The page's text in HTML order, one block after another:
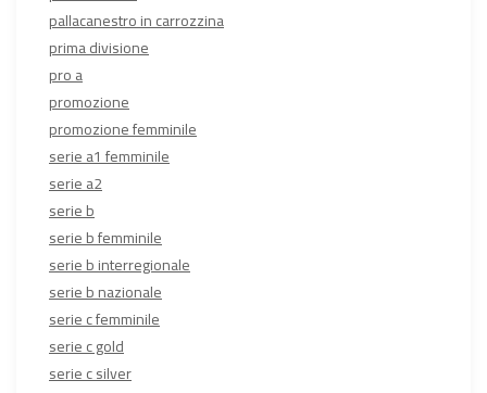
pallacanestro in carrozzina
prima divisione
pro a
promozione
promozione femminile
serie a1 femminile
serie a2
serie b
serie b femminile
serie b interregionale
serie b nazionale
serie c femminile
serie c gold
serie c silver